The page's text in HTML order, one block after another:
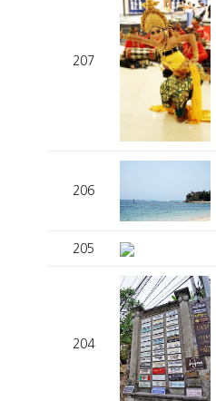
207
206
205
204